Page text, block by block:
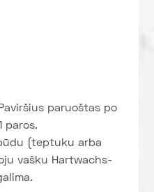
paruoštas po
paros.
(teptuku arba
vašku Hartwachs-